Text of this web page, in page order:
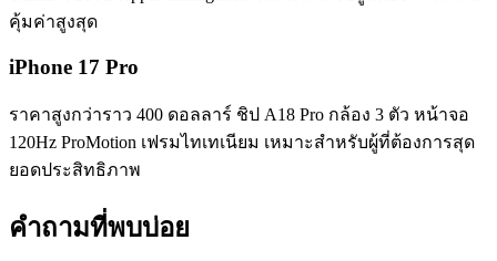
คุ้มค่าสูงสุด
iPhone 17 Pro
ราคาสูงกว่าราว 400 ดอลลาร์ ชิป A18 Pro กล้อง 3 ตัว หน้าจอ
120Hz ProMotion เฟรมไทเทเนียม เหมาะสำหรับผู้ที่ต้องการสุด
ยอดประสิทธิภาพ
คำถามที่พบบ่อย